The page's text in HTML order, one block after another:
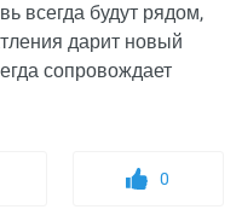
всегда будут рядом,
дарит новый
сопровождает
0